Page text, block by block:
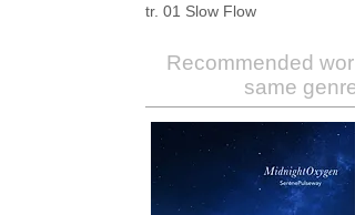
tr. 01 Slow Flow
Recommended
same genre